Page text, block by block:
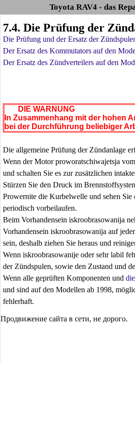
Toyota RAV4 - das
7.4. Die Prüfung der
Die Prüfung und der Ersatz der
Der Ersatz des Kommutators auf den
Der Ersatz des Zündverteilers auf den
DIE WARNUNG
In Zusammenhang mit der hohen
bei der Durchführung beliebiger
Die allgemeine Prüfung der Zündanlage
Wenn der Motor proworatschiwajetsja
und schalten Sie es zur zusätzlichen
Stürzen Sie den Druck im
Prowernite die Kurbelwelle und sehen
periodisch vorbeilaufen.
Beim Vorhandensein iskroobrasowanija
Vorhandensein iskroobrasowanija auf
sein, deshalb ziehen Sie heraus und
Wenn iskroobrasowanije oder sehr labil
der Zündspulen, sowie den Zustand und
Wenn alle geprüften Komponenten und
und sind auf den Modellen ab 1998,
fehlerhaft.
Продвижение сайта в сети, не дорого.